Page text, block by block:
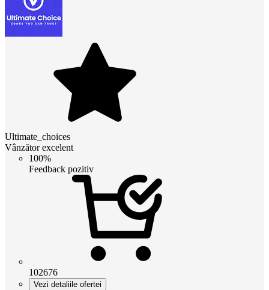
Ultimate_choices
Vânzător excelent
100%
Feedback pozitiv
102676
Vezi detaliile ofertei